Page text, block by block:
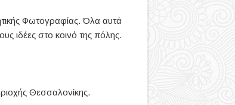
Φωτογραφίας. Όλα αυτά
ιδέες στο κοινό της πόλης.
Θεσσαλονίκης.